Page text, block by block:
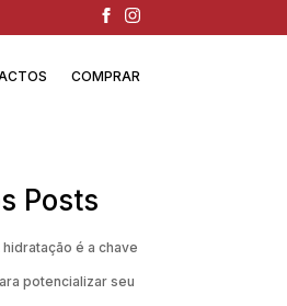
COMPRAR
Posts
hidratação é a chave
potencializar seu